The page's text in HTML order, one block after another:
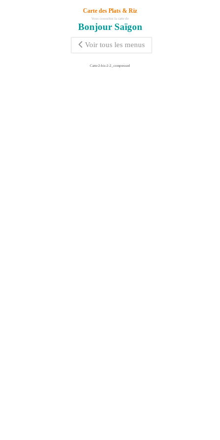
Carte des Plats & Riz
Vous consultez la carte de
Bonjour Saïgon
Voir tous les menus
Carte-2-bis-2-2_compressed